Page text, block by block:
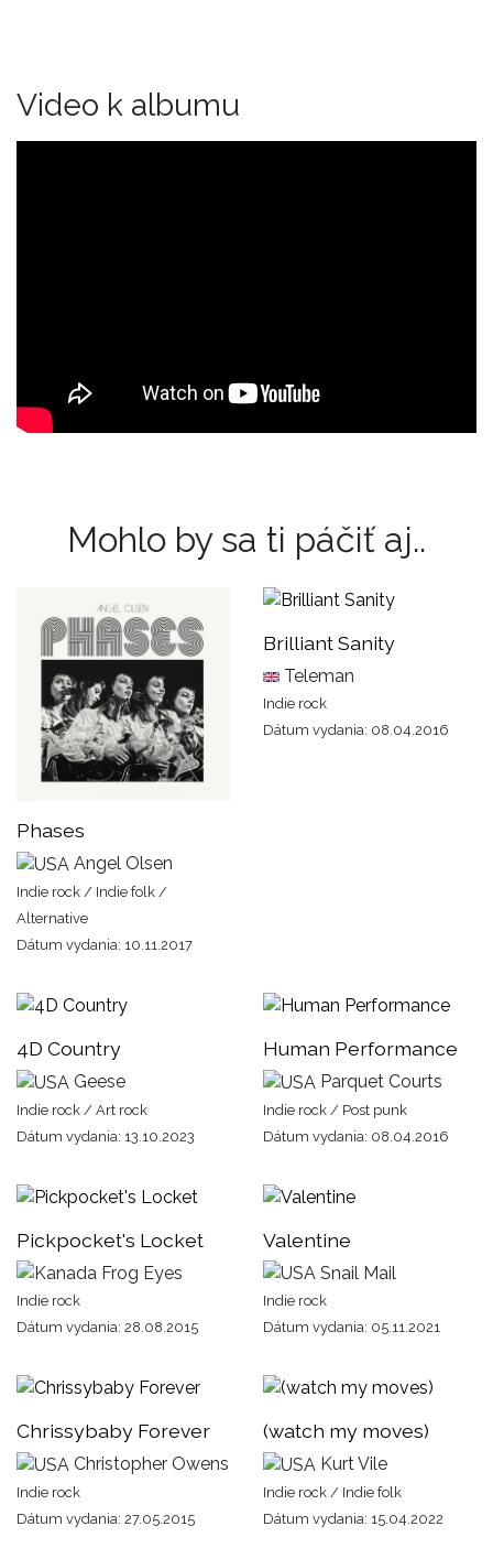
Video k albumu
Mohlo by sa ti páčiť aj..
Phases
Angel Olsen
Indie rock / Indie folk /
Alternative
Dátum vydania: 10.11.2017
Brilliant Sanity
Teleman
Indie rock
Dátum vydania: 08.04.2016
4D Country
Geese
Indie rock / Art rock
Dátum vydania: 13.10.2023
Human Performance
Parquet Courts
Indie rock / Post punk
Dátum vydania: 08.04.2016
Pickpocket's Locket
Frog Eyes
Indie rock
Dátum vydania: 28.08.2015
Valentine
Snail Mail
Indie rock
Dátum vydania: 05.11.2021
Chrissybaby Forever
Christopher Owens
Indie rock
Dátum vydania: 27.05.2015
(watch my moves)
Kurt Vile
Indie rock / Indie folk
Dátum vydania: 15.04.2022